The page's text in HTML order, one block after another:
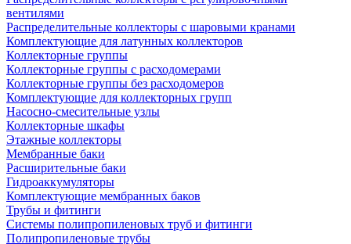
вентилями
Распределительные коллекторы с шаровыми кранами
Комплектующие для латунных коллекторов
Коллекторные группы
Коллекторные группы с расходомерами
Коллекторные группы без расходомеров
Комплектующие для коллекторных групп
Насосно-смесительные узлы
Коллекторные шкафы
Этажные коллекторы
Мембранные баки
Расширительные баки
Гидроаккумуляторы
Комплектующие мембранных баков
Трубы и фитинги
Системы полипропиленовых труб и фитинги
Полипропиленовые трубы